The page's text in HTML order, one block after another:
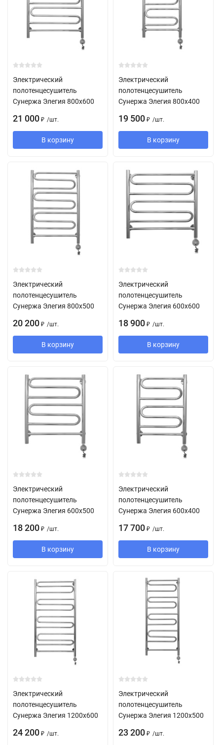
Электрический
полотенцесушитель
Сунержа Элегия 800х600
21 000 ₽ /шт.
В корзину
Электрический
полотенцесушитель
Сунержа Элегия 800х400
19 500 ₽ /шт.
В корзину
Электрический
полотенцесушитель
Сунержа Элегия 800х500
20 200 ₽ /шт.
В корзину
Электрический
полотенцесушитель
Сунержа Элегия 600х600
18 900 ₽ /шт.
В корзину
Электрический
полотенцесушитель
Сунержа Элегия 600х500
18 200 ₽ /шт.
В корзину
Электрический
полотенцесушитель
Сунержа Элегия 600х400
17 700 ₽ /шт.
В корзину
Электрический
полотенцесушитель
Сунержа Элегия 1200х600
24 200 ₽ /шт.
Электрический
полотенцесушитель
Сунержа Элегия 1200х500
23 200 ₽ /шт.